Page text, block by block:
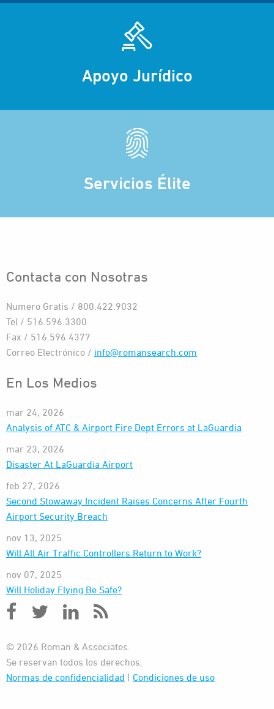
Apoyo Jurídico
Servicios Élite
Contacta con Nosotras
Numero Gratis / 800.422.9032
Tel / 516.596.3300
Fax / 516.596.4377
Correo Electrónico / info@romansearch.com
En Los Medios
mar 24, 2026
Analysis of ATC & Airport Fire Dept Errors at LaGuardia
mar 23, 2026
Disaster At LaGuardia Airport
feb 27, 2026
Second Stowaway Incident Raises Concerns After Fourth
Airport Security Breach
nov 13, 2025
Will All Air Traffic Controllers Return to Work?
nov 07, 2025
Will Holiday Flying Be Safe?
© 2026 Roman & Associates.
Se reservan todos los derechos.
Normas de confidencialidad
Condiciones de uso